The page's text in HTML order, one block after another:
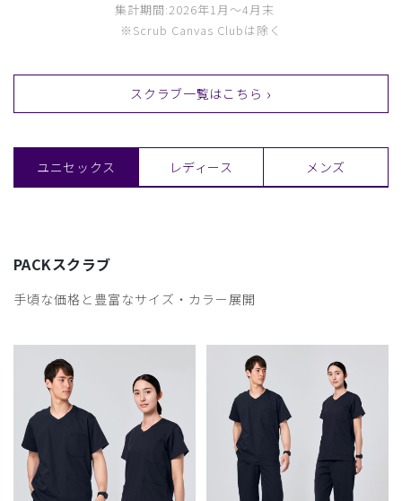
集計期間:2026年1月〜4月末
※Scrub Canvas Clubは除く
スクラブ一覧はこちら
ユニセックス レディース メンズ
PACKスクラブ
手頃な価格と豊富なサイズ・カラー展開